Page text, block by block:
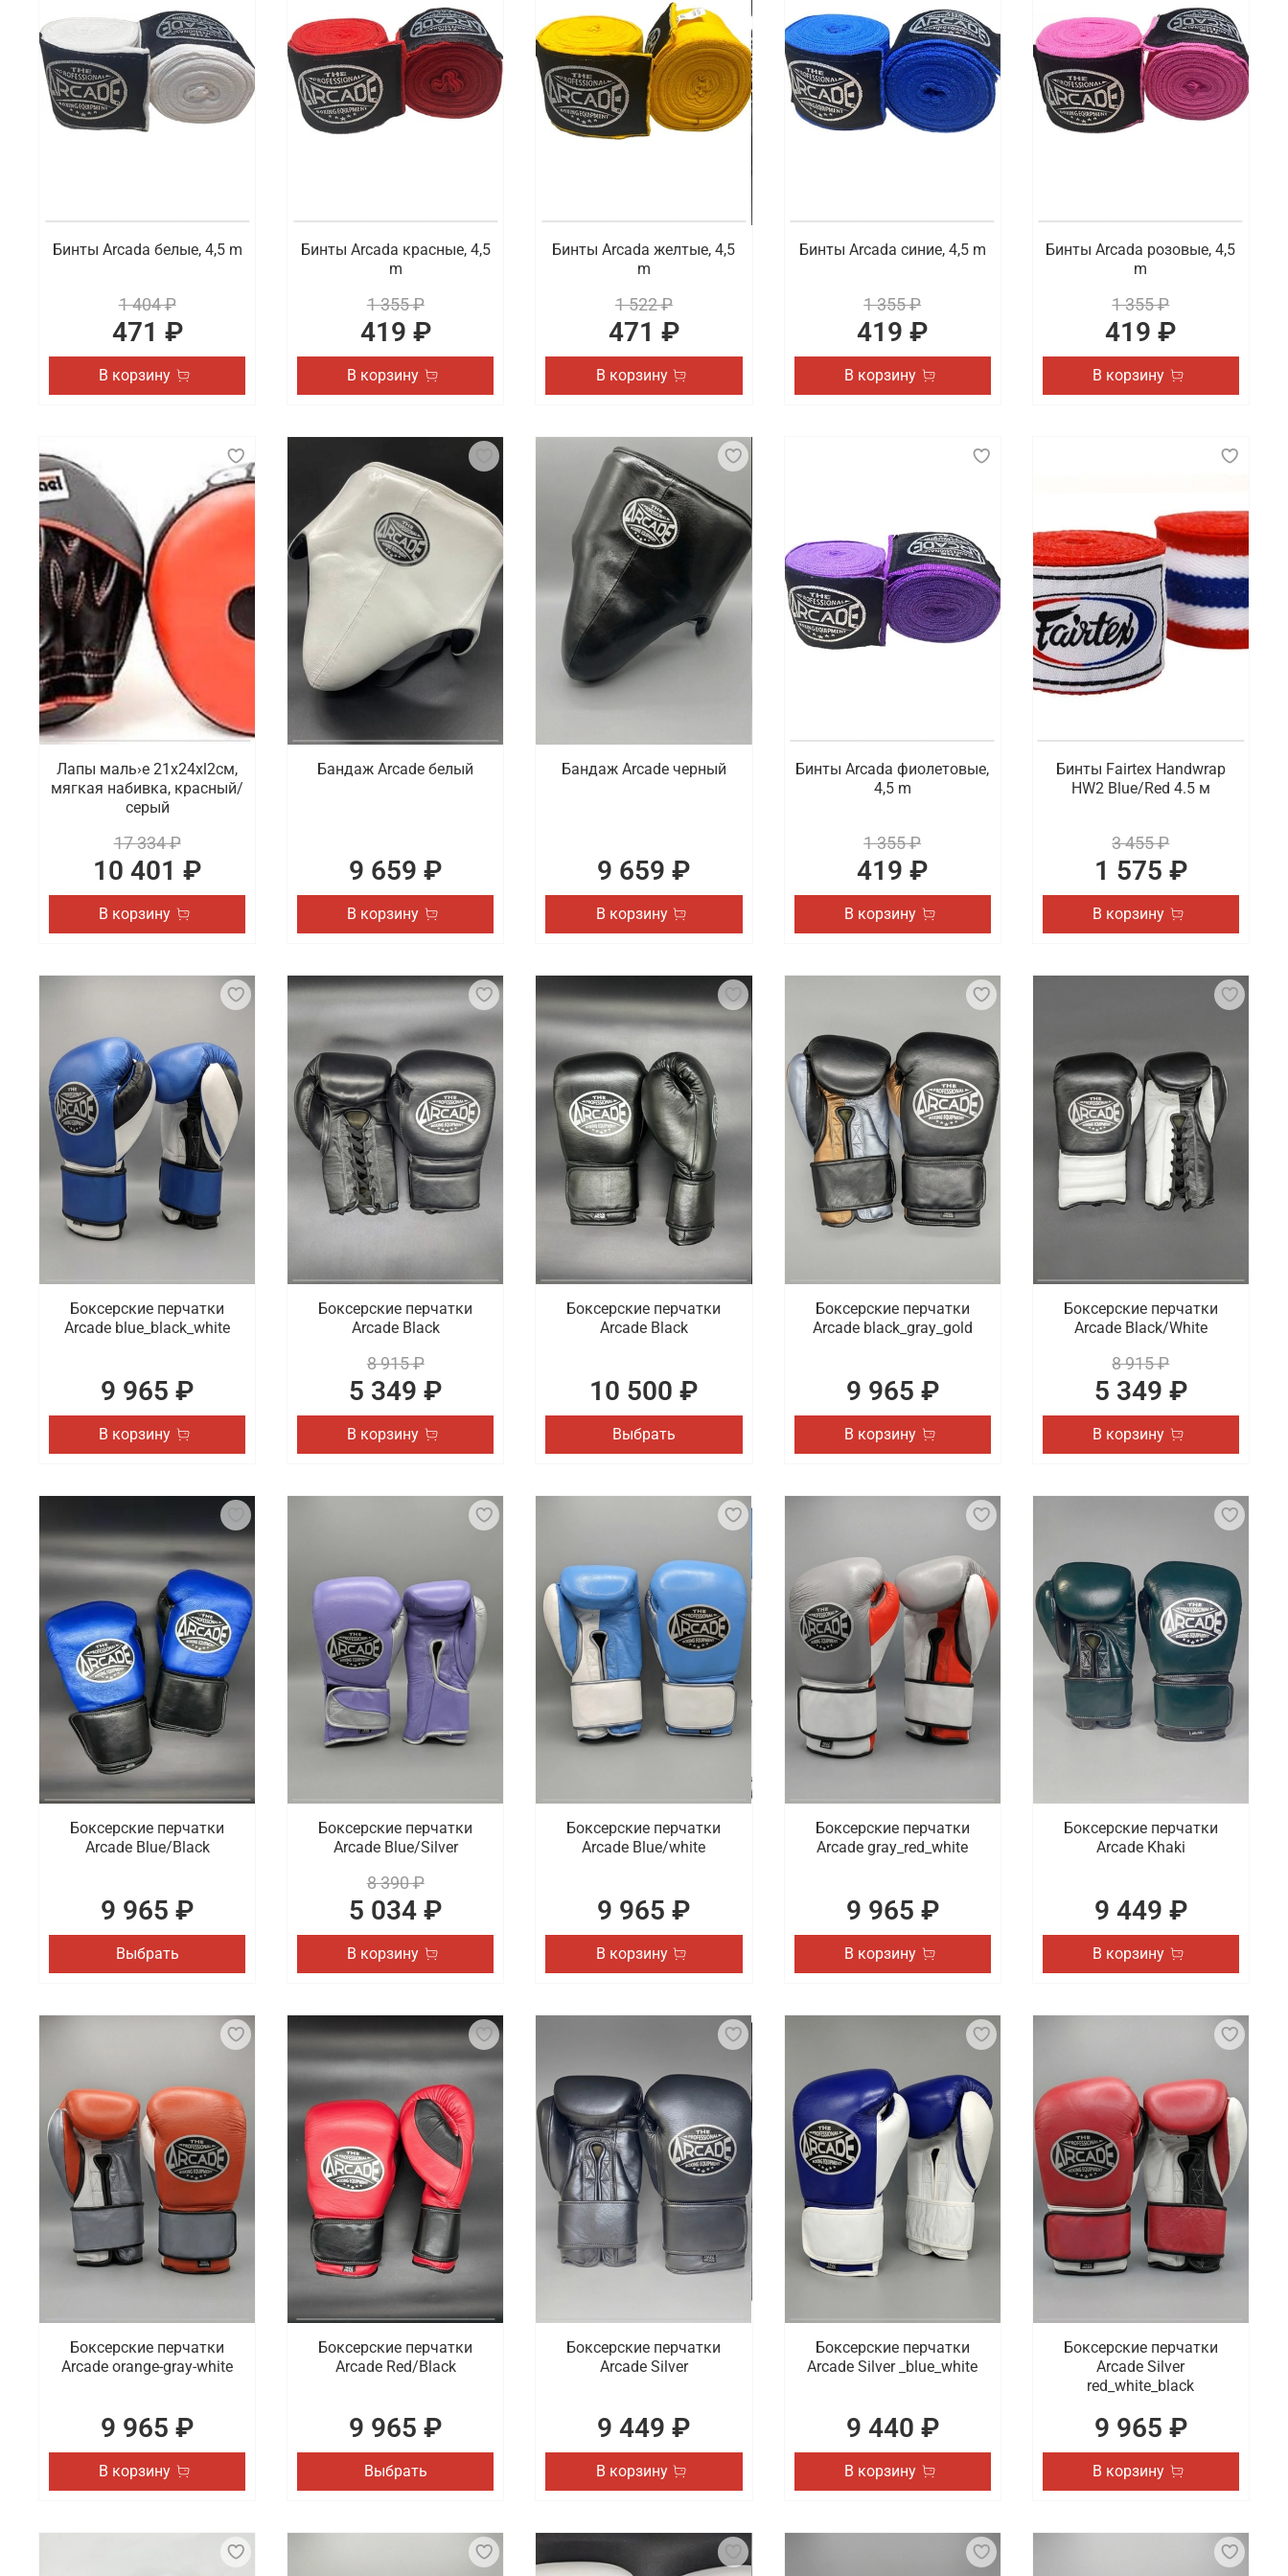
Что мы предлагаем на выбор
В ассортименте доступны на выбор разные виды спортивной экипировки, которая пригодится во время любительского или профессионального спорта. В наличии
представлены бинты и перчатки. Также вы можете подобрать для себя защитный бандаж, защиту голеностопа и паха. В наличии боксерские капы и другие
актуальные товары.
Где заказать профессиональную экипировку для спорта с удобной доставкой в Красноярске
Бинты Arcada белые, 4,5 m
1 404 ₽
471 ₽
В корзину
Бинты Arcada красные, 4,5
m
1 355 ₽
419 ₽
В корзину
Бинты Arcada желтые, 4,5
m
1 522 ₽
471 ₽
В корзину
Бинты Arcada синие, 4,5 m
1 355 ₽
419 ₽
В корзину
Бинты Arcada розовые, 4,5
m
1 355 ₽
419 ₽
В корзину
Лапы маль›е 21x24xl2cм,
мягкая набивка, красный/
серый
17 334 ₽
10 401 ₽
В корзину
Бандаж Arcade белый
9 659 ₽
В корзину
Бандаж Arcade черный
9 659 ₽
В корзину
Бинты Arcada фиолетовые,
4,5 m
1 355 ₽
419 ₽
В корзину
Бинты Fairtex Handwrap
HW2 Blue/Red 4.5 м
3 455 ₽
1 575 ₽
В корзину
Боксерские перчатки
Arcade blue_black_white
9 965 ₽
В корзину
Боксерские перчатки
Arcade Black
8 915 ₽
5 349 ₽
В корзину
Боксерские перчатки
Arcade Black
10 500 ₽
Выбрать
Боксерские перчатки
Arcade black_gray_gold
9 965 ₽
В корзину
Боксерские перчатки
Arcade Black/White
8 915 ₽
5 349 ₽
В корзину
Боксерские перчатки
Arcade Blue/Black
9 965 ₽
Выбрать
Боксерские перчатки
Arcade Blue/Silver
8 390 ₽
5 034 ₽
В корзину
Боксерские перчатки
Arcade Blue/white
9 965 ₽
В корзину
Боксерские перчатки
Arcade gray_red_white
9 965 ₽
В корзину
Боксерские перчатки
Arcade Khaki
9 449 ₽
В корзину
Боксерские перчатки
Arcade orange-gray-white
9 965 ₽
В корзину
Боксерские перчатки
Arcade Red/Black
9 965 ₽
Выбрать
Боксерские перчатки
Arcade Silver
9 449 ₽
В корзину
Боксерские перчатки
Arcade Silver _blue_white
9 440 ₽
В корзину
Боксерские перчатки
Arcade Silver
red_white_black
9 965 ₽
В корзину